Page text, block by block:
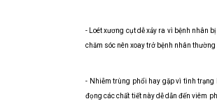
- Loét xương cụt dễ xảy ra vì bệnh nhân
chăm sóc nên xoay trở bệnh nhân thường
- Nhiễm trùng phổi hay gặp vì tình
đọng các chất tiết này dễ dẫn đến viêm